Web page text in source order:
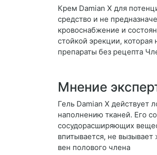
Крем Damian X для
средство и не
кровоснабжение и
стойкой эрекции,
препараты без рецепта
Мнение
Гель Damian X действует
наполнению тканей. Его
сосудорасширяющих
впитывается, не
вен полового члена